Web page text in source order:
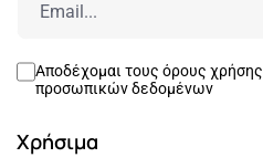
Αποδέχομαι τους όρους χρήσης
προσωπικών δεδομένων
Χρήσιμα